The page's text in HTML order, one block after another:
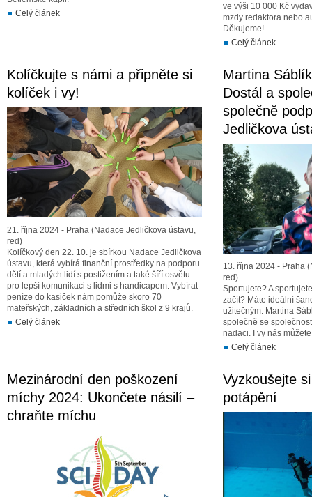
Celý článek
ve výši 10 000 Kč
mzdy redaktora nebo
Děkujeme!
Celý článek
Kolíčkujte s námi a připněte si
kolíček i vy!
21. října 2024 - Praha (Nadace Jedličkova ústavu,
red)
Kolíčkový den 22. 10. je sbírkou Nadace Jedličkova
ústavu, která vybírá finanční prostředky na podporu
dětí a mladých lidí s postižením a také šíří osvětu
pro lepší komunikaci s lidmi s handicapem. Vybírat
peníze do kasiček nám pomůže skoro 70
mateřských, základních a středních škol z 9 krajů.
Celý článek
Martina
Dostál a
společně
Jedličkova
13. října 2024 - Praha
red)
Sportujete? A
začít? Máte ideální
užitečným. Martina
společně se
nadaci. I vy nás
Celý článek
Mezinárodní den poškození
míchy 2024: Ukončete násilí –
chraňte míchu
Vyzkoušejte
potápění